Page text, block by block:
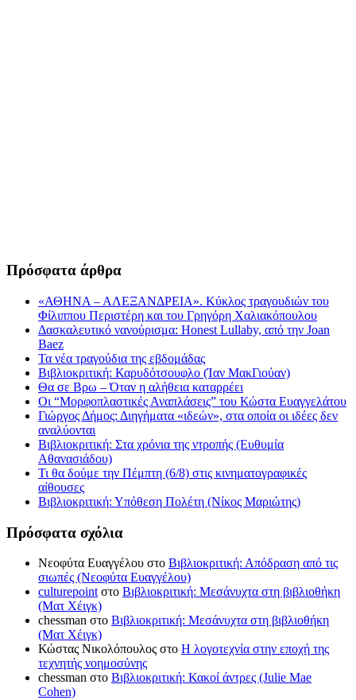
Πρόσφατα άρθρα
«ΑΘΗΝΑ – ΑΛΕΞΑΝΔΡΕΙΑ». Κύκλος τραγουδιών του
Φίλιππου Περιστέρη και του Γρηγόρη Χαλιακόπουλου
Δασκαλευτικό νανούρισμα: Honest Lullaby, από την Joan
Baez
Τα νέα τραγούδια της εβδομάδας
Βιβλιοκριτική: Καρυδότσουφλο (Ίαν ΜακΓιούαν)
Θα σε Βρω – Όταν η αλήθεια καταρρέει
Οι “Μορφοπλαστικές Αναπλάσεις” του Κώστα Ευαγγελάτου
Γιώργος Δήμος: Διηγήματα «ιδεών», στα οποία οι ιδέες δεν
αναλύονται
Βιβλιοκριτική: Στα χρόνια της ντροπής (Ευθυμία
Αθανασιάδου)
Τι θα δούμε την Πέμπτη (6/8) στις κινηματογραφικές
αίθουσες
Βιβλιοκριτική: Υπόθεση Πολέτη (Νίκος Μαριώτης)
Πρόσφατα σχόλια
Νεοφύτα Ευαγγέλου στο Βιβλιοκριτική: Απόδραση από τις
σιωπές (Νεοφύτα Ευαγγέλου)
culturepointστο Βιβλιοκριτική: Μεσάνυχτα στη βιβλιοθήκη
(Ματ Χέιγκ)
chessman στο Βιβλιοκριτική: Μεσάνυχτα στη βιβλιοθήκη
(Ματ Χέιγκ)
Κώστας Νικολόπουλος στο Η λογοτεχνία στην εποχή της
τεχνητής νοημοσύνης
chessman στο Βιβλιοκριτική: Κακοί άντρες (Julie Mae
Cohen)